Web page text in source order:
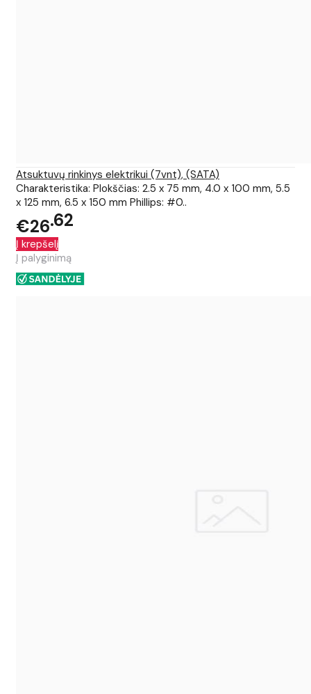
Atsuktuvų rinkinys elektrikui (7vnt), (SATA)
Charakteristika: Plokščias: 2.5 x 75 mm, 4.0 x 100 mm, 5.5
x 125 mm, 6.5 x 150 mm Phillips: #0..
€26 62
Į krepšelį
Į palyginimą